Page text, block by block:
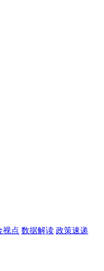
视点 数据解读 政策速递